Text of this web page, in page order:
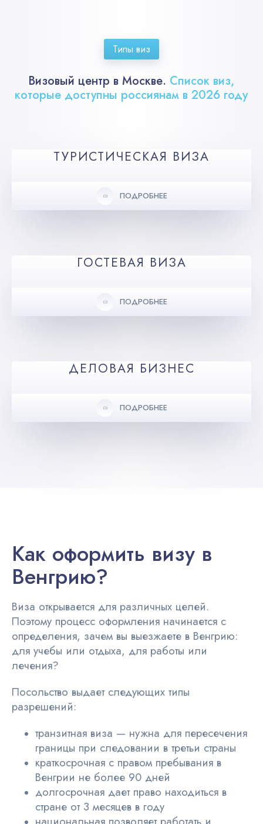
Типы виз
Визовый центр в Москве. Список виз,
которые доступны россиянам в 2026 году
ТУРИСТИЧЕСКАЯ ВИЗА
ПОДРОБНЕЕ
ГОСТЕВАЯ ВИЗА
ПОДРОБНЕЕ
ДЕЛОВАЯ БИЗНЕС
ПОДРОБНЕЕ
Как оформить визу в
Венгрию?
Виза открывается для различных целей.
Поэтому процесс оформления начинается с
определения, зачем вы выезжаете в Венгрию:
для учебы или отдыха, для работы или
лечения?
Посольство выдает следующих типы
разрешений:
транзитная виза — нужна для пересечения
границы при следовании в третьи страны
краткосрочная с правом пребывания в
Венгрии не более 90 дней
долгосрочная дает право находиться в
стране от 3 месяцев в году